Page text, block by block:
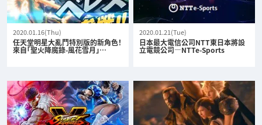
2020.01.16(Thu)
任天堂明星大亂鬥特別版的新角色！
來自「聖火降魔錄-風花雪月」…
2020.01.21(Tue)
日本最大電信公司NTT東日本將設
立電競公司—NTTe-Sports